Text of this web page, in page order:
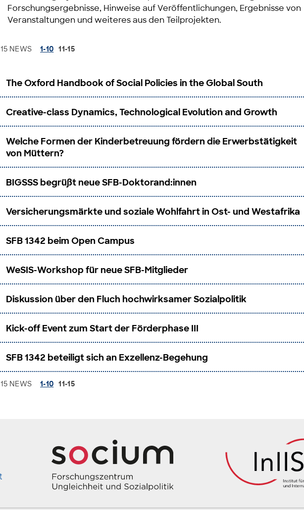
Forschungsergebnisse, Hinweise auf Veröffentlichungen, Ergebnisse von
Veranstaltungen und weiteres aus den Teilprojekten.
15 NEWS 1-10 11-15
The Oxford Handbook of Social Policies in the Global South
Creative-class Dynamics, Technological Evolution and Growth
Welche Formen der Kinderbetreuung fördern die Erwerbstätigkeit
von Müttern?
BIGSSS begrüßt neue SFB-Doktorand:innen
Versicherungsmärkte und soziale Wohlfahrt in Ost- und Westafrika
SFB 1342 beim Open Campus
WeSIS-Workshop für neue SFB-Mitglieder
Diskussion über den Fluch hochwirksamer Sozialpolitik
Kick-off Event zum Start der Förderphase III
SFB 1342 beteiligt sich an Exzellenz-Begehung
15 NEWS 1-10 11-15